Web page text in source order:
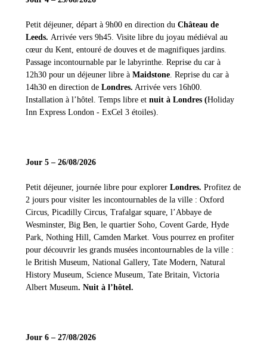
Petit déjeuner, départ à 9h00 en direction du Château de
Leeds. Arrivée vers 9h45. Visite libre du joyau médiéval au
cœur du Kent, entouré de douves et de magnifiques jardins.
Passage incontournable par le labyrinthe. Reprise du car à
12h30 pour un déjeuner libre à Maidstone . Reprise du car à
14h30 en direction de Londres. Arrivée vers 16h00.
Installation à l’hôtel. Temps libre et nuit à Londres (Holiday
Inn Express London - ExCel 3 étoiles).
Jour 5 – 26/08/2026
Petit déjeuner, journée libre pour explorer Londres. Profitez de
2 jours pour visiter les incontournables de la ville : Oxford
Circus, Picadilly Circus, Trafalgar square, l’Abbaye de
Wesminster, Big Ben, le quartier Soho, Covent Garde, Hyde
Park, Nothing Hill, Camden Market. Vous pourrez en profiter
pour découvrir les grands musées incontournables de la ville :
le British Museum, National Gallery, Tate Modern, Natural
History Museum, Science Museum, Tate Britain, Victoria
Albert Museum. Nuit à l’hôtel.
Jour 6 – 27/08/2026